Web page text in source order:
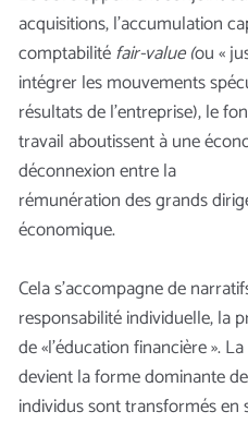
acquisitions, l’accumulation
comptabilitéfair-value (ou «
intégrer les mouvements
résultats de l’entreprise), le
travail aboutissent à une
déconnexion entre la
rémunération des grands
économique.
Cela s’accompagne de
responsabilité individuelle, la
de «l’éducation financière ».
devient la forme dominante
individus sont transformés en